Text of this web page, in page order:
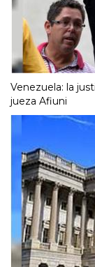
Venezuela: la
jueza Afiuni